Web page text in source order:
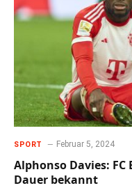
SPORT Februar 5, 2024
Alphonso Davies:
Dauer bekannt